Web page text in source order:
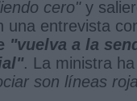
cero"y
una entrevista
"vuelva a la
. La ministra
son líneas